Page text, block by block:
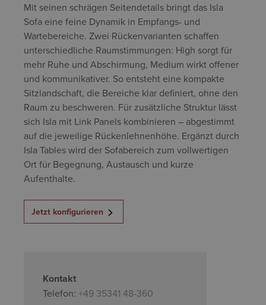
Mit seinen schrägen Seitendetails bringt das Isla
Sofa eine feine Dynamik in Empfangs- und
Wartebereiche. Zwei Rückenvarianten schaffen
unterschiedliche Raumstimmungen: High sorgt für
mehr Ruhe und Abschirmung, Medium wirkt offener
und kommunikativer. So entsteht eine kompakte
Sitzlandschaft, die Bereiche klar definiert, ohne den
Raum zu beschweren. Für zusätzliche Struktur lässt
sich Isla mit Link Panels kombinieren – abgestimmt
auf die jeweilige Rückenlehnenhöhe. Ergänzt durch
Isla Tableswird der Sofabereich zum vollwertigen
Ort für Begegnung, Austausch und kurze
Aufenthalte.
Jetzt konfigurieren
Kontakt
Telefon: +49 35341 48-360